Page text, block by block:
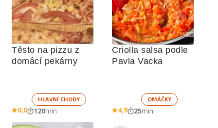
Těsto na pizzu z
domácí pekárny
HLAVNÍ CHODY
0,0 120min
Criolla salsa podle
Pavla Vacka
OMÁČKY
4,9 25min
Reklama